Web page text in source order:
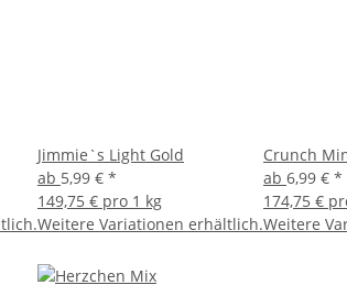
Jimmie`s Light Gold
ab 5,99 € *
149,75 € pro 1 kg
Weitere Variationen erhältlich.
Crunch
ab 6,99 € *
174,75 €
Weitere